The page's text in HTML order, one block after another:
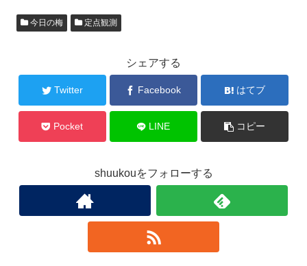
今日の梅 定点観測
シェアする
Twitter Facebook はてブ
Pocket LINE コピー
shuukouをフォローする